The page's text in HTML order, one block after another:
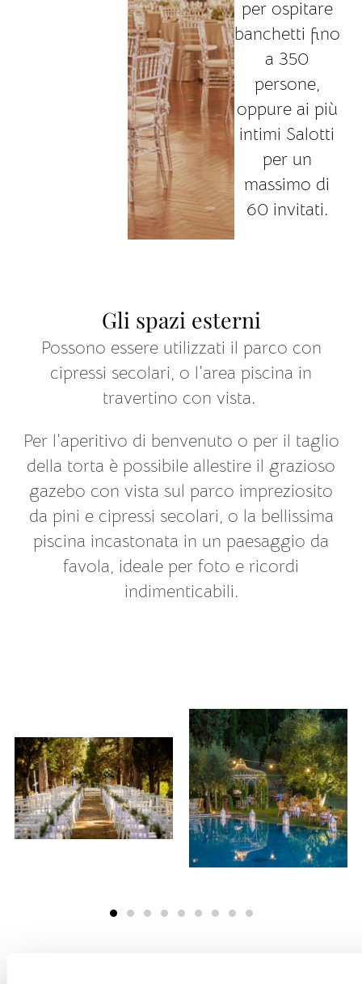
per ospitare
banchetti fino
a 350
persone,
oppure ai più
intimi Salotti
per un
massimo di
60 invitati.
Gli spazi esterni
Possono essere utilizzati il parco con
cipressi secolari, o l’area piscina in
travertino con vista.
Per l’aperitivo di benvenuto o per il taglio
della torta è possibile allestire il grazioso
gazebo con vista sul parco impreziosito
da pini e cipressi secolari, o la bellissima
piscina incastonata in un paesaggio da
favola, ideale per foto e ricordi
indimenticabili.